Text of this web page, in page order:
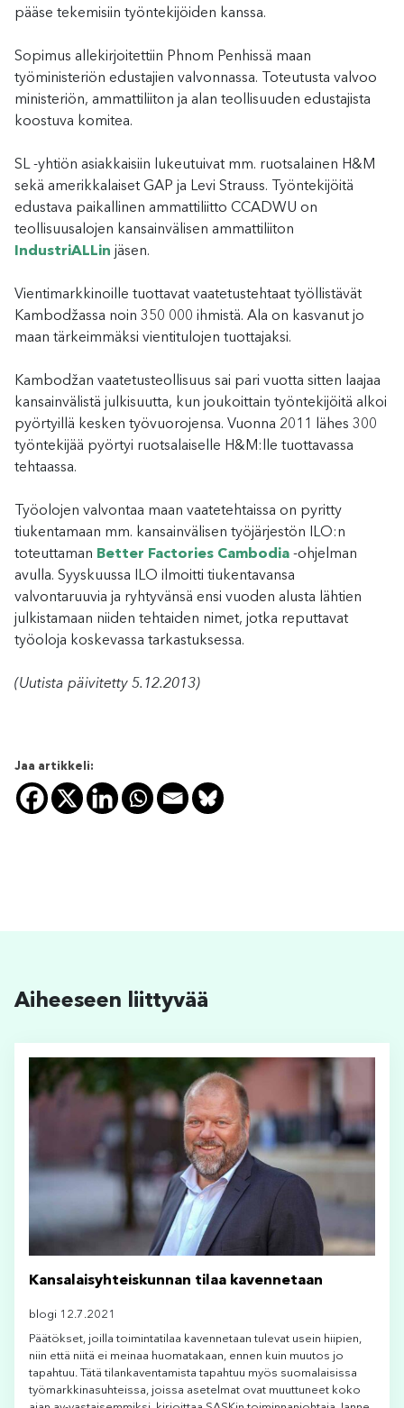
pääse tekemisiin työntekijöiden kanssa.
Sopimus allekirjoitettiin Phnom Penhissä maan
työministeriön edustajien valvonnassa. Toteutusta valvoo
ministeriön, ammattiliiton ja alan teollisuuden edustajista
koostuva komitea.
SL -yhtiön asiakkaisiin lukeutuivat mm. ruotsalainen H&M
sekä amerikkalaiset GAP ja Levi Strauss. Työntekijöitä
edustava paikallinen ammattiliitto CCADWU on
teollisuusalojen kansainvälisen ammattiliiton
IndustriALLin jäsen.
Vientimarkkinoille tuottavat vaatetustehtaat työllistävät
Kambodžassa noin 350 000 ihmistä. Ala on kasvanut jo
maan tärkeimmäksi vientitulojen tuottajaksi.
Kambodžan vaatetusteollisuus sai pari vuotta sitten laajaa
kansainvälistä julkisuutta, kun joukoittain työntekijöitä alkoi
pyörtyillä kesken työvuorojensa. Vuonna 2011 lähes 300
työntekijää pyörtyi ruotsalaiselle H&M:lle tuottavassa
tehtaassa.
Työolojen valvontaa maan vaatetehtaissa on pyritty
tiukentamaan mm. kansainvälisen työjärjestön ILO:n
toteuttaman Better Factories Cambodia -ohjelman
avulla. Syyskuussa ILO ilmoitti tiukentavansa
valvontaruuvia ja ryhtyvänsä ensi vuoden alusta lähtien
julkistamaan niiden tehtaiden nimet, jotka reputtavat
työoloja koskevassa tarkastuksessa.
(Uutista päivitetty 5.12.2013)
Jaa artikkeli:
Aiheeseen liittyvää
Kansalaisyhteiskunnan tilaa kavennetaan
blogi 12.7.2021
Päätökset, joilla toimintatilaa kavennetaan tulevat usein hiipien,
niin että niitä ei meinaa huomatakaan, ennen kuin muutos jo
tapahtuu. Tätä tilankaventamista tapahtuu myös suomalaisissa
työmarkkinasuhteissa, joissa asetelmat ovat muuttuneet koko